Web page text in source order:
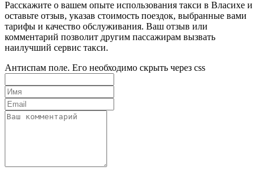
Расскажите о вашем опыте использования такси в Власихе и
оставьте отзыв, указав стоимость поездок, выбранные вами
тарифы и качество обслуживания. Ваш отзыв или
комментарий позволит другим пассажирам вызвать
наилучший сервис такси.
Антиспам поле. Его необходимо скрыть через css